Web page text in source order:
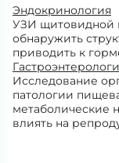
Эндокринология
УЗИ щитовидной
обнаружить
приводить к
Исследование
патологии
метаболические
влиять на